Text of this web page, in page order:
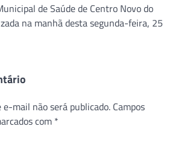
de Saúde de Centro Novo do
na manhã desta segunda-feira, 25
e-mail não será publicado. Campos
com *